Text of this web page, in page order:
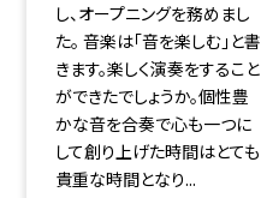
し、オープニングを務めまし
た。 音楽は「音を楽しむ」と書
きます。楽しく演奏をすること
ができたでしょうか。個性豊
かな音を合奏で心も一つに
して創り上げた時間はとても
貴重な時間となり...